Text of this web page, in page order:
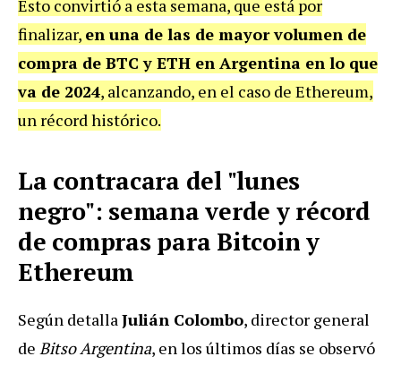
Esto convirtió a esta semana, que está por
finalizar, en una de las de mayor volumen de
compra de BTC y ETH en Argentina en lo que
va de 2024, alcanzando, en el caso de Ethereum,
un récord histórico.
La contracara del "lunes
negro": semana verde y récord
de compras para Bitcoin y
Ethereum
Según detallaJulián Colombo, director general
de Bitso Argentina, en los últimos días se observó